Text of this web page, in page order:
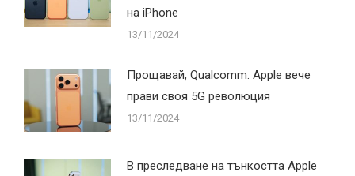
на iPhone
13/11/2024
Прощавай, Qualcomm. Apple вече
прави своя 5G революция
13/11/2024
В преследване на тънкостта Apple